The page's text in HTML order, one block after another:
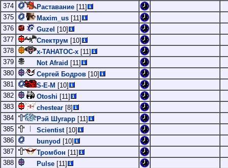
374
Раставание [11]
375
Maxim_us [11]
376
Guzel
[10]
377
Спектрум [10]
378
х-ТАНАТОС-х [11]
379
Not Afraid [11]
380
Сергей Бодров [10]
381
S-E-M [10]
382
Otoshi [11]
383
chestear [8]
384
Рэй Шугарр [11]
385
Scientist[10]
386
bunyod [10]
387
Тромбон [11]
388
Pulse [11]